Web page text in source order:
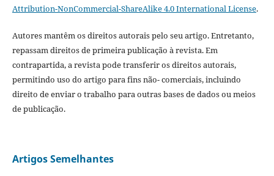
Attribution-NonCommercial-ShareAlike 4.0 International License.
Autores mantêm os direitos autorais pelo seu artigo. Entretanto,
repassam direitos de primeira publicação à revista. Em
contrapartida, a revista pode transferir os direitos autorais,
permitindo uso do artigo para fins não- comerciais, incluindo
direito de enviar o trabalho para outras bases de dados ou meios
de publicação.
Artigos Semelhantes